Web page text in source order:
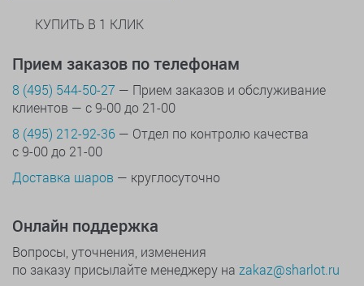
КУПИТЬ В 1 КЛИК
Прием заказов по телефонам
8 (495) 544-50-27 — Прием заказов и обслуживание
клиентов — с 9-00 до 21-00
8 (495) 212-92-36 — Отдел по контролю качества
с 9-00 до 21-00
Доставка шаров — круглосуточно
Онлайн поддержка
Вопросы, уточнения, изменения
по заказу присылайте менеджеру на zakaz@sharlot.ru